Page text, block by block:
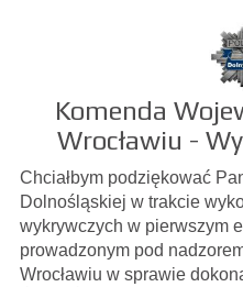
Komenda
Wrocławiu -
Chciałbym podziękować
Dolnośląskiej w trakcie
wykrywczych w pierwszym
prowadzonym pod
Wrocławiu w sprawie